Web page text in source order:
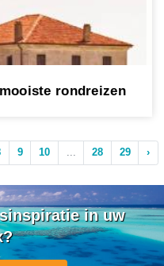
rondreizen
9 10 ... 28 29 ›
in uw